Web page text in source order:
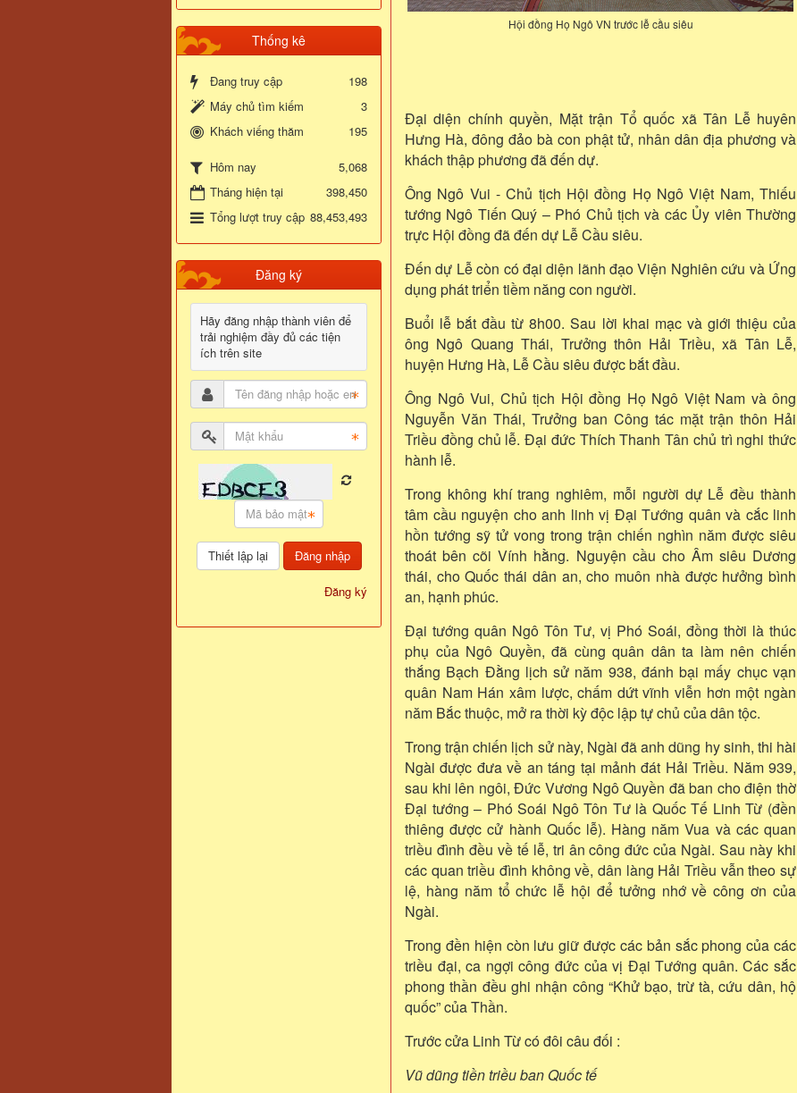
Hội đồng Họ Ngô VN trước lễ cầu siêu
Đại diện chính quyền, Mặt trận Tổ quốc xã Tân Lễ huyên
Hưng Hà, đông đảo bà con phật tử, nhân dân địa phương và
khách thập phương đã đến dự.
Ông Ngô Vui - Chủ tịch Hội đồng Họ Ngô Việt Nam, Thiếu
tướng Ngô Tiến Quý – Phó Chủ tịch và các Ủy viên Thường
trực Hội đồng đã đến dự Lễ Cầu siêu.
Đến dự Lễ còn có đại diện lãnh đạo Viện Nghiên cứu và Ứng
dụng phát triển tiềm năng con người.
Buổi lễ bắt đầu từ 8h00. Sau lời khai mạc và giới thiệu của
ông Ngô Quang Thái, Trưởng thôn Hải Triều, xã Tân Lễ,
huyện Hưng Hà, Lễ Cầu siêu được bắt đầu.
Ông Ngô Vui, Chủ tịch Hội đồng Họ Ngô Việt Nam và ông
Nguyễn Văn Thái, Trưởng ban Công tác mặt trận thôn Hải
Triều đồng chủ lễ. Đại đức Thích Thanh Tân chủ trì nghi thức
hành lễ.
Trong không khí trang nghiêm, mỗi người dự Lễ đều thành
tâm cầu nguyện cho anh linh vị Đại Tướng quân và cắc linh
hồn tướng sỹ tử vong trong trận chiến nghìn năm được siêu
thoát bên cõi Vính hằng. Nguyện cầu cho Âm siêu Dương
thái, cho Quốc thái dân an, cho muôn nhà được hưởng bình
an, hạnh phúc.
Đại tướng quân Ngô Tôn Tư, vị Phó Soái, đồng thời là thúc
phụ của Ngô Quyền, đã cùng quân dân ta làm nên chiến
thắng Bạch Đằng lịch sử năm 938, đánh bại mấy chục vạn
quân Nam Hán xâm lược, chấm dứt vĩnh viễn hơn một ngàn
năm Bắc thuộc, mở ra thời kỳ độc lập tự chủ của dân tộc.
Trong trận chiến lịch sử này, Ngài đã anh dũng hy sinh, thi hài
Ngài được đưa về an táng tại mảnh đát Hải Triều. Năm 939,
sau khi lên ngôi, Đức Vương Ngô Quyền đã ban cho điện thờ
Đại tướng – Phó Soái Ngô Tôn Tư là Quốc Tế Linh Từ (đền
thiêng được cử hành Quốc lễ). Hàng năm Vua và các quan
triều đình đều về tế lễ, tri ân công đức của Ngài. Sau này khi
các quan triều đình không về, dân làng Hải Triều vẫn theo sự
lệ, hàng năm tổ chức lễ hội để tưởng nhớ về công ơn của
Ngài.
Trong đền hiện còn lưu giữ được các bản sắc phong của các
triều đại, ca ngợi công đức của vị Đại Tướng quân. Các sắc
phong thần đều ghi nhận công “Khử bạo, trừ tà, cứu dân, hộ
quốc” của Thần.
Trước cửa Linh Từ có đôi câu đối :
Vũ dũng tiền triều ban Quốc tế
Thống kê
Đang truy cập
198
Máy chủ tìm kiếm
3
Khách viếng thăm
195
Hôm nay
5,068
Tháng hiện tại
398,450
Tổng lượt truy cập 88,453,493
Đăng ký
Hãy đăng nhập thành viên để
trải nghiệm đầy đủ các tiện
ích trên site
Đăng nhập
Đăng ký